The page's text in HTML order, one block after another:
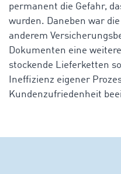
permanent die Gefahr,
wurden. Daneben war
anderem
Dokumenten eine
stockende Lieferketten
Ineffizienz eigener
Kundenzufriedenheit